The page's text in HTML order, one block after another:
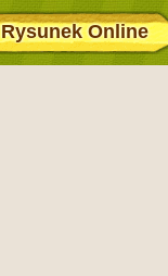
Rysunek Online